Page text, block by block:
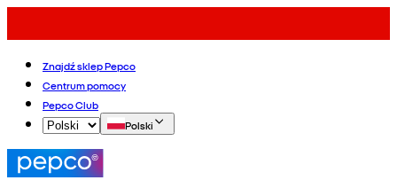
Znajdź sklep Pepco
Centrum pomocy
Pepco Club
Polski